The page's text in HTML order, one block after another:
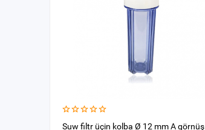
Suw filtr üçin kolba Ø 12 mm A görnüş